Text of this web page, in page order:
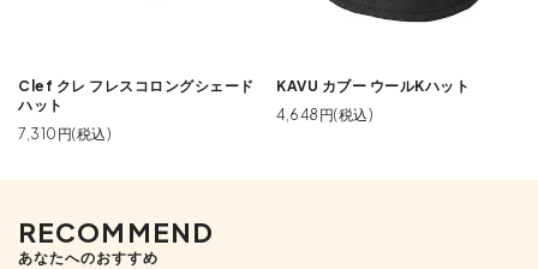
Clef クレ フレスコロングシェード
ハット
7,310円(税込)
KAVU カブー ウールKハット
4,648円(税込)
RECOMMEND
あなたへのおすすめ